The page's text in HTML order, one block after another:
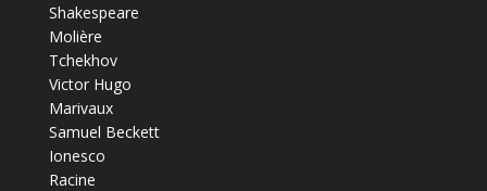
Shakespeare
Molière
Tchekhov
Victor Hugo
Marivaux
Samuel Beckett
Ionesco
Racine